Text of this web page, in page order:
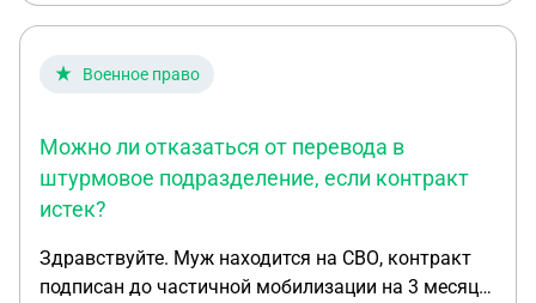
Военное право
Можно ли отказаться от перевода в
штурмовое подразделение, если контракт
истек?
Здравствуйте. Муж находится на СВО, контракт
подписан до частичной мобилизации на 3 месяца,